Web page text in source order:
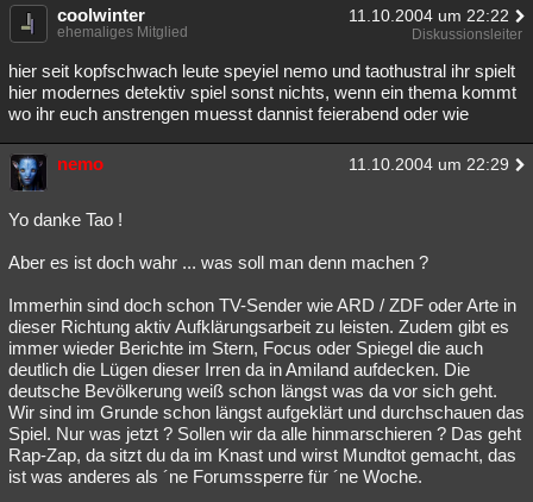
coolwinter 11.10.2004 um 22:22
ehemaliges Mitglied Diskussionsleiter
hier seit kopfschwach leute speyiel nemo und taothustral ihr spielt
hier modernes detektiv spiel sonst nichts, wenn ein thema kommt
wo ihr euch anstrengen muesst dannist feierabend oder wie
nemo 11.10.2004 um 22:29
Yo danke Tao !
Aber es ist doch wahr ... was soll man denn machen ?
Immerhin sind doch schon TV-Sender wie ARD / ZDF oder Arte in
dieser Richtung aktiv Aufklärungsarbeit zu leisten. Zudem gibt es
immer wieder Berichte im Stern, Focus oder Spiegel die auch
deutlich die Lügen dieser Irren da in Amiland aufdecken. Die
deutsche Bevölkerung weiß schon längst was da vor sich geht.
Wir sind im Grunde schon längst aufgeklärt und durchschauen das
Spiel. Nur was jetzt ? Sollen wir da alle hinmarschieren ? Das geht
Rap-Zap, da sitzt du da im Knast und wirst Mundtot gemacht, das
ist was anderes als ´ne Forumssperre für ´ne Woche.